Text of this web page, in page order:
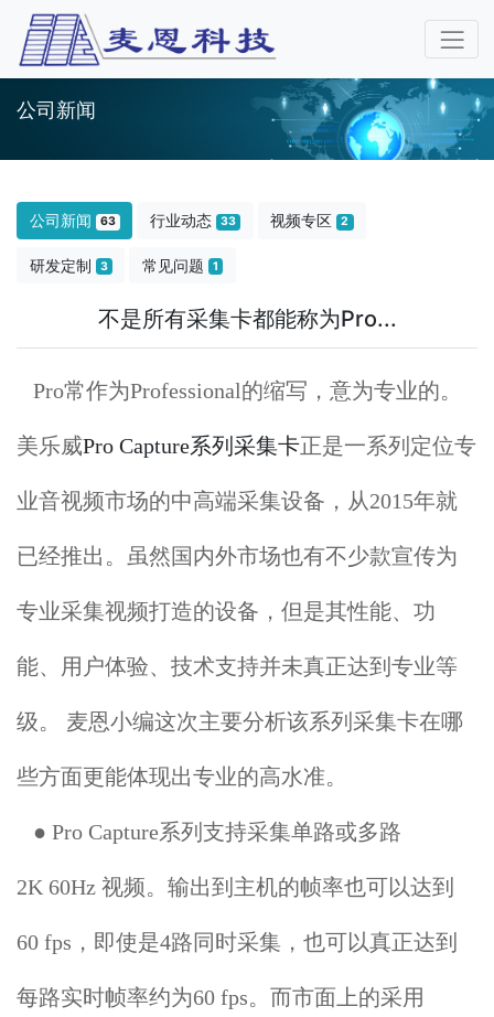
公司新闻
公司新闻 63 行业动态 33 视频专区 2
研发定制 3 常见问题 1
不是所有采集卡都能称为Pro...
Pro常作为Professional的缩写，意为专业的。
美乐威Pro Capture系列采集卡正是一系列定位专
业音视频市场的中高端采集设备，从2015年就
已经推出。虽然国内外市场也有不少款宣传为
专业采集视频打造的设备，但是其性能、功
能、用户体验、技术支持并未真正达到专业等
级。 麦恩小编这次主要分析该系列采集卡在哪
些方面更能体现出专业的高水准。
● Pro Capture系列支持采集单路或多路
2K 60Hz 视频。输出到主机的帧率也可以达到
60 fps，即使是4路同时采集，也可以真正达到
每路实时帧率约为60 fps。而市面上的采用